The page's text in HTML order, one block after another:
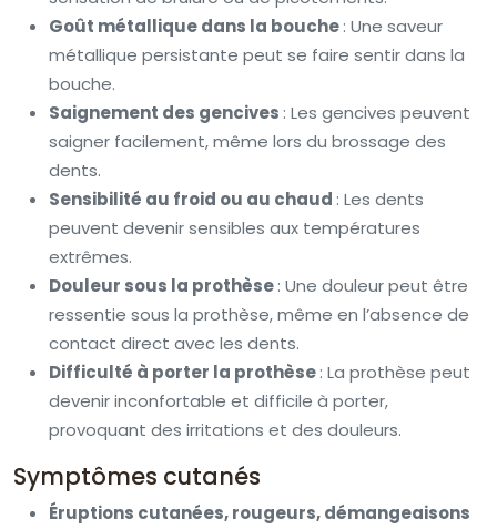
Goût métallique dans la bouche: Une saveur
métallique persistante peut se faire sentir dans la
bouche.
Saignement des gencives : Les gencives peuvent
saigner facilement, même lors du brossage des
dents.
Sensibilité au froid ou au chaud : Les dents
peuvent devenir sensibles aux températures
extrêmes.
Douleur sous la prothèse: Une douleur peut être
ressentie sous la prothèse, même en l’absence de
contact direct avec les dents.
Difficulté à porter la prothèse: La prothèse peut
devenir inconfortable et difficile à porter,
provoquant des irritations et des douleurs.
Symptômes cutanés
Éruptions cutanées, rougeurs, démangeaisons